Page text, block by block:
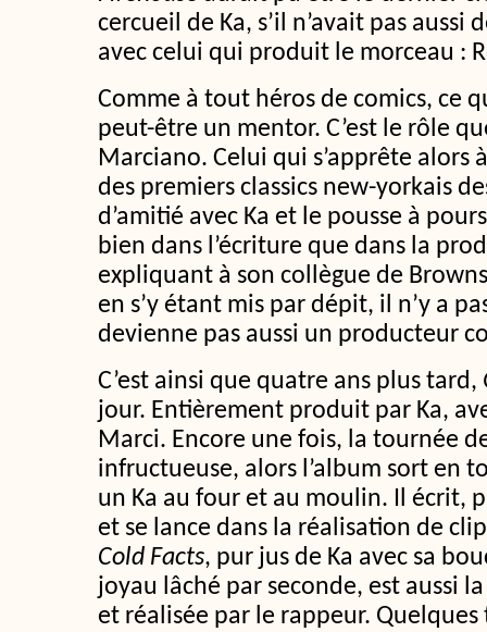
cercueil de Ka, s’il n’avait pas aussi
avec celui qui produit le morceau :
Comme à tout héros de comics, ce
peut-être un mentor. C’est le rôle
Marciano. Celui qui s’apprête alors
des premiers classics new-yorkais
d’amitié avec Ka et le pousse à
bien dans l’écriture que dans la
expliquant à son collègue de
en s’y étant mis par dépit, il n’y a
devienne pas aussi un producteur
C’est ainsi que quatre ans plus tard,
jour. Entièrement produit par Ka,
Marci. Encore une fois, la tournée
infructueuse, alors l’album sort en
un Ka au four et au moulin. Il écrit,
et se lance dans la réalisation de
Cold Facts, pur jus de Ka avec sa
joyau lâché par seconde, est aussi
et réalisée par le rappeur.